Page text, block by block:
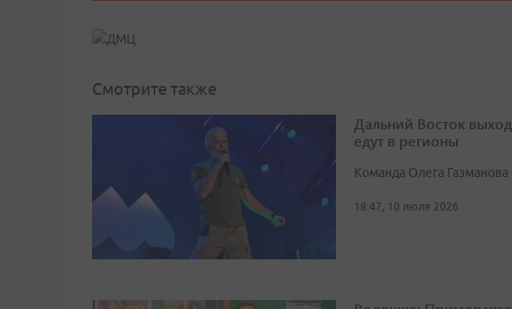
Смотрите также
Дальний Восток
едут в регионы
Команда Олега Газманова
18:47, 10 июля 2026